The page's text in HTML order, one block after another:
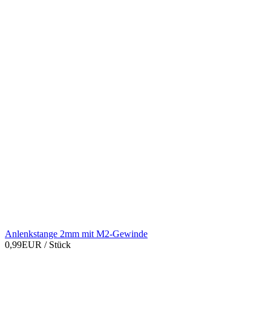
Anlenkstange 2mm mit M2-Gewinde
0,99EUR / Stück